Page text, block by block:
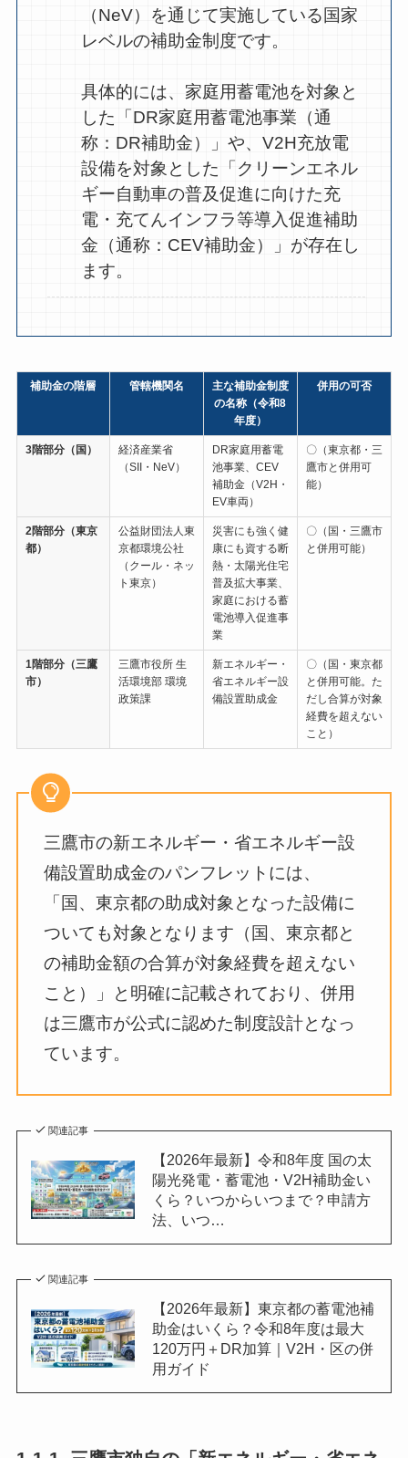
（NeV）を通じて実施している国家
レベルの補助金制度です。
具体的には、家庭用蓄電池を対象と
した「DR家庭用蓄電池事業（通
称：DR補助金）」や、V2H充放電
設備を対象とした「クリーンエネル
ギー自動車の普及促進に向けた充
電・充てんインフラ等導入促進補助
金（通称：CEV補助金）」が存在し
ます。
補助金の階層 管轄機関名
主な補助金制度
の名称（令和8
年度）
併用の可否
3階部分（国）
経済産業省
（SII・NeV）
DR家庭用蓄電
池事業、CEV
補助金（V2H・
EV車両）
〇（東京都・三
鷹市と併用可
能）
2階部分（東京
都）
公益財団法人東
京都環境公社
（クール・ネッ
ト東京）
災害にも強く健
康にも資する断
熱・太陽光住宅
普及拡大事業、
家庭における蓄
電池導入促進事
業
〇（国・三鷹市
と併用可能）
1階部分（三鷹
市）
三鷹市役所 生
活環境部 環境
政策課
新エネルギー・
省エネルギー設
備設置助成金
〇（国・東京都
と併用可能。た
だし合算が対象
経費を超えない
こと）
三鷹市の新エネルギー・省エネルギー設
備設置助成金のパンフレットには、
「国、東京都の助成対象となった設備に
ついても対象となります（国、東京都と
の補助金額の合算が対象経費を超えない
こと）」と明確に記載されており、併用
は三鷹市が公式に認めた制度設計となっ
ています。
関連記事
【2026年最新】令和8年度 国の太
陽光発電・蓄電池・V2H補助金い
くら？いつからいつまで？申請方
法、いつ…
関連記事
【2026年最新】東京都の蓄電池補
助金はいくら？令和8年度は最大
120万円＋DR加算｜V2H・区の併
用ガイド